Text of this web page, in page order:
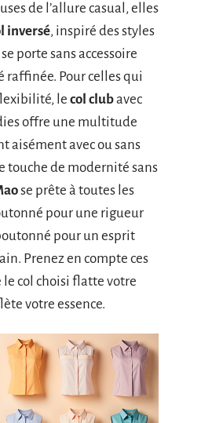
de l’allure casual, elles
inversé, inspiré des styles
porte sans accessoire
Pour celles qui
le col clubavec
offre une multitude
aisément avec ou sans
touche de modernité sans
se prête à toutes les
pour une rigueur
pour un esprit
Prenez en compte ces
col choisi flatte votre
votre essence.